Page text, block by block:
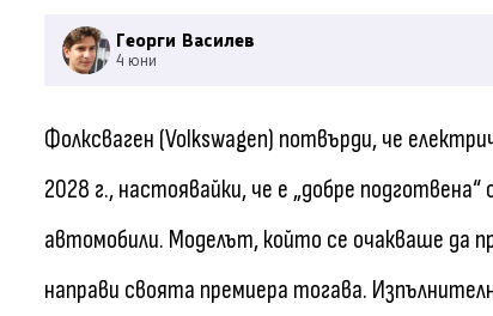
Георги Василев
4 юни
Фолксваген (Volkswagen) потвърди, че
2028 г., настоявайки, че е „добре
автомобили. Моделът, който се очакваше да
направи своята премиера тогава.